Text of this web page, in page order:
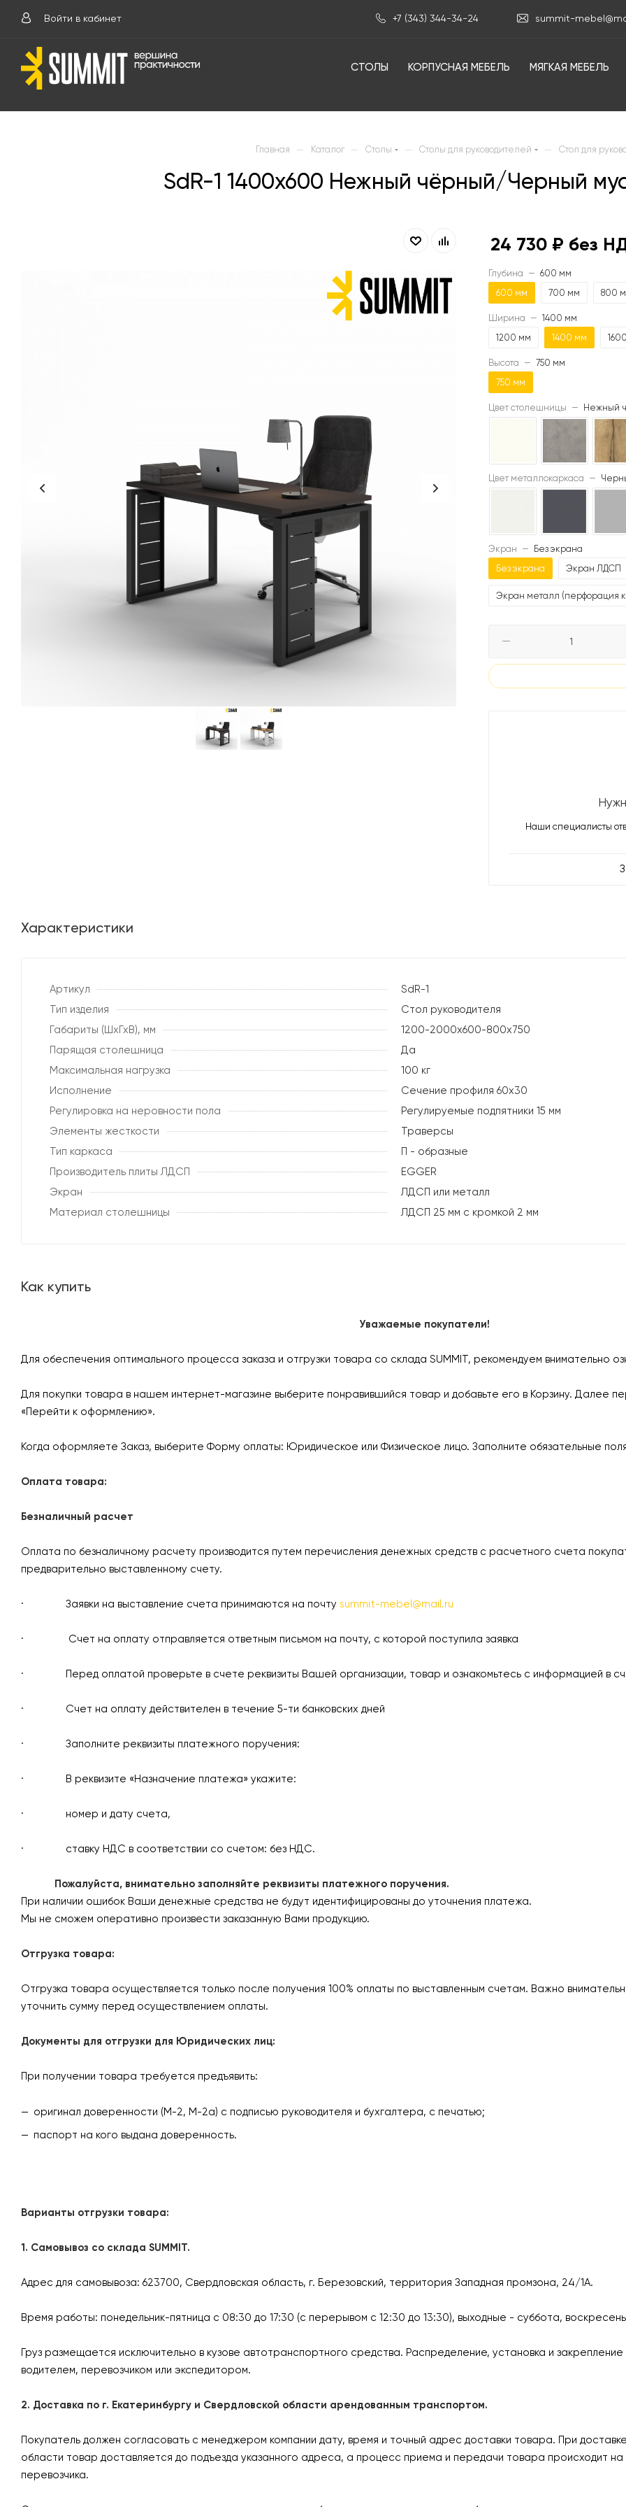
Войти в кабинет +7 (343) 344-34-24 summit-
СТОЛЫ КОРПУСНАЯ МЕБЕЛЬ МЯГКАЯ МЕБЕЛЬ
Главная — Каталог — Столы — Столы для руководителей — Стол для
SdR-1 1400х600 Нежный чёрный/Черный
24 730 ₽ без
Глубина — 600 мм
600 мм
700 мм 800
Ширина — 1400 мм
1200 мм
1400 мм
Высота — 750 мм
750 мм
Цвет столешницы — Нежный
Цвет металлокаркаса —
Экран — Без экрана
Без экрана
Экран ЛДСП
Экран металл (перфорация
Наши специалисты
Характеристики
Артикул
SdR-1
Тип изделия
Стол руководителя
Габариты (ШхГхВ), мм
1200-2000х600-800х750
Парящая столешница
Да
Максимальная нагрузка
100 кг
Исполнение
Сечение профиля 60х30
Регулировка на неровности пола
Регулируемые подпятники 15 мм
Элементы жесткости
Траверсы
Тип каркаса
П - образные
Производитель плиты ЛДСП
EGGER
Экран
ЛДСП или металл
Материал столешницы
ЛДСП 25 мм с кромкой 2 мм
Как купить
Уважаемые покупатели!
Для обеспечения оптимального процесса заказа и отгрузки товара со склада SUMMIT, рекомендуем внимательно
Для покупки товара в нашем интернет-магазине выберите понравившийся товар и добавьте его в Корзину. Далее
«Перейти к оформлению».
Когда оформляете Заказ, выберите Форму оплаты: Юридическое или Физическое лицо. Заполните обязательные
Оплата товара:
Безналичный расчет
Оплата по безналичному расчету производится путем перечисления денежных средств с расчетного счета
предварительно выставленному счету.
· Заявки на выставление счета принимаются на почту summit-mebel@mail.ru
· Счет на оплату отправляется ответным письмом на почту, с которой поступила заявка
· Перед оплатой проверьте в счете реквизиты Вашей организации, товар и ознакомьтесь с информацией в
· Счет на оплату действителен в течение 5-ти банковских дней
· Заполните реквизиты платежного поручения:
· В реквизите «Назначение платежа» укажите:
· номер и дату счета,
· ставку НДС в соответствии со счетом: без НДС.
Пожалуйста, внимательно заполняйте реквизиты платежного поручения.
При наличии ошибок Ваши денежные средства не будут идентифицированы до уточнения платежа.
Мы не сможем оперативно произвести заказанную Вами продукцию.
Отгрузка товара:
Отгрузка товара осуществляется только после получения 100% оплаты по выставленным счетам. Важно
уточнить сумму перед осуществлением оплаты.
Документы для отгрузки для Юридических лиц:
При получении товара требуется предъявить:
оригинал доверенности (М-2, М-2а) с подписью руководителя и бухгалтера, с печатью;
паспорт на кого выдана доверенность.
Варианты отгрузки товара:
1. Самовывоз со склада SUMMIT.
Адрес для самовывоза: 623700, Свердловская область, г. Березовский, территория Западная промзона, 24/1А.
Время работы: понедельник-пятница с 08:30 до 17:30 (с перерывом с 12:30 до 13:30), выходные - суббота,
Груз размещается исключительно в кузове автотранспортного средства. Распределение, установка и
водителем, перевозчиком или экспедитором.
2. Доставка по г. Екатеринбургу и Свердловской области арендованным транспортом.
Покупатель должен согласовать с менеджером компании дату, время и точный адрес доставки товара. При
области товар доставляется до подъезда указанного адреса, а процесс приема и передачи товара происходит
перевозчика.